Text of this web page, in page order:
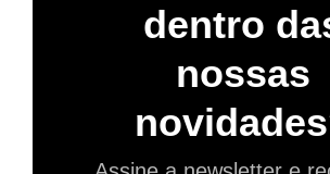
dentro
nossas